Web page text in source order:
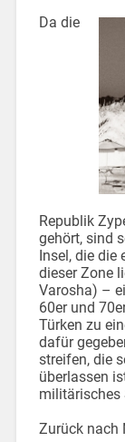
Da die
Republik
gehört, sind
Insel, die
dieser Zone
Varosha) –
60er und
Türken zu
dafür
streifen, die
überlassen
militärisches
Zurück nach